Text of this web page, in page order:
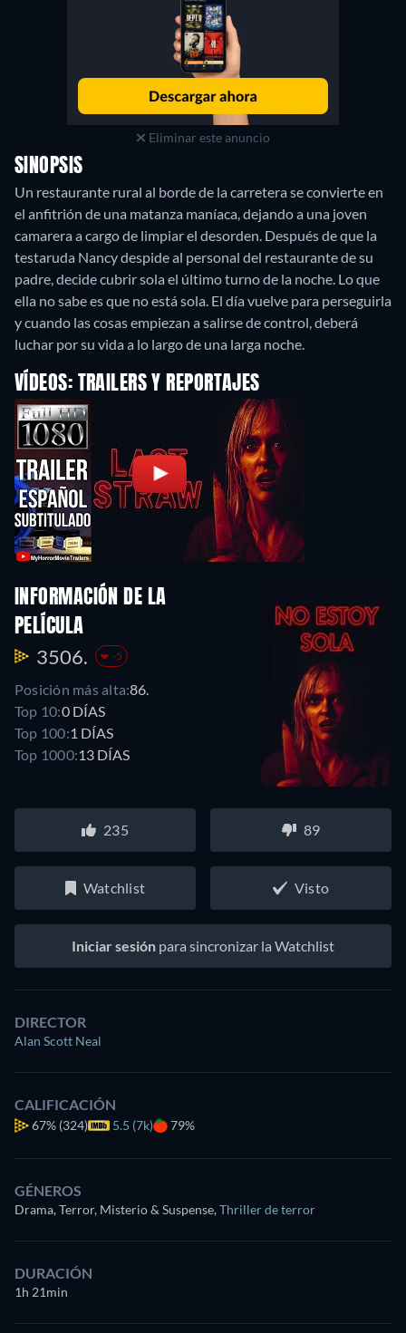
Eliminar este anuncio
SINOPSIS
Un restaurante rural al borde de la carretera se convierte en
el anfitrión de una matanza maníaca, dejando a una joven
camarera a cargo de limpiar el desorden. Después de que la
testaruda Nancy despide al personal del restaurante de su
padre, decide cubrir sola el último turno de la noche. Lo que
ella no sabe es que no está sola. El día vuelve para perseguirla
y cuando las cosas empiezan a salirse de control, deberá
luchar por su vida a lo largo de una larga noche.
VÍDEOS: TRAILERS Y REPORTAJES
INFORMACIÓN DE LA
PELÍCULA
3506. -5
Posición más alta:86.
Top 10:0 DÍAS
Top 100:1 DÍAS
Top 1000:13 DÍAS
235 89
Watchlist Visto
Iniciar sesión para sincronizar la Watchlist
DIRECTOR
Alan Scott Neal
CALIFICACIÓN
67% (324) 5.5 (7k) 79%
GÉNEROS
Drama, Terror, Misterio & Suspense,Thriller de terror
DURACIÓN
1h 21min